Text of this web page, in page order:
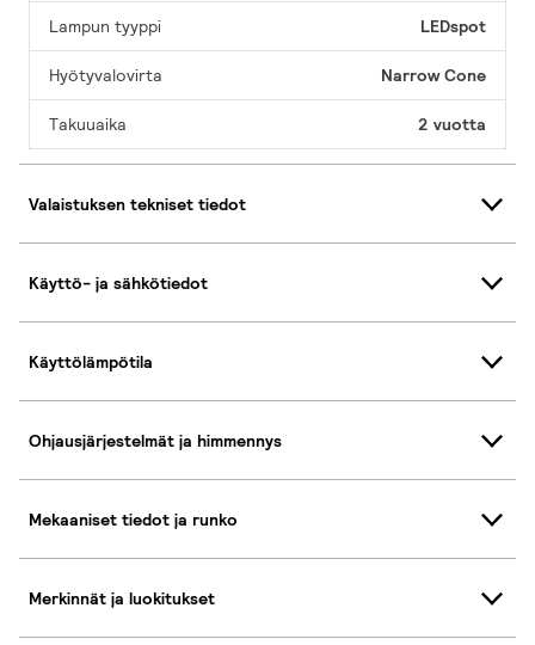
Lampun tyyppi LEDspot
Hyötyvalovirta Narrow Cone
Takuuaika 2 vuotta
Valaistuksen tekniset tiedot
Käyttö- ja sähkötiedot
Käyttölämpötila
Ohjausjärjestelmät ja himmennys
Mekaaniset tiedot ja runko
Merkinnät ja luokitukset